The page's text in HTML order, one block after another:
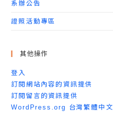
系辦公告
證照活動專區
其他操作
登入
訂閱網站內容的資訊提供
訂閱留言的資訊提供
WordPress.org 台灣繁體中文